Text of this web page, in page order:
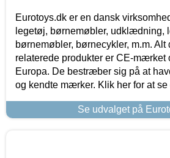
Eurotoys.dk er en dansk
legetøj, børnemøbler, udklædning,
børnemøbler, børnecykler, m.m. Alt
relaterede produkter er CE-mærket
Europa. De bestræber sig på at
og kendte mærker. Klik her for at se
Se udvalget på